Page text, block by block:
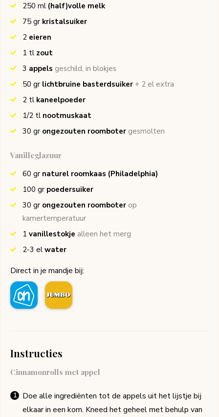
250 ml (half)volle melk
75 gr kristalsuiker
2 eieren
1 tl zout
3 appels geschild, in blokjes
50 gr lichtbruine basterdsuiker + 2 el extra
2 tl kaneelpoeder
1/2 tl nootmuskaat
30 gr ongezouten roomboter gesmolten
Vanilleglazuur
60 gr naturel roomkaas (Philadelphia)
100 gr poedersuiker
30 gr ongezouten roomboter op
kamertemperatuur
1 vanillestokje alleen het merg
2-3 el water
Direct in je mandje bij:
Instructies
Cinnamonrolls met appel
Doe alle ingrediënten tot de appels uit het lijstje bij
elkaar in een kom. Kneed het geheel met behulp van